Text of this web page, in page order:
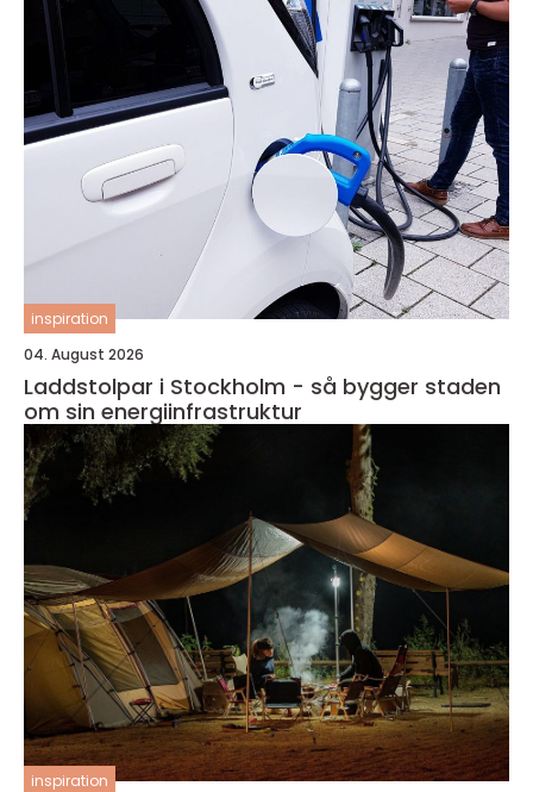
inspiration
04. August 2026
Laddstolpar i Stockholm - så bygger staden
om sin energiinfrastruktur
inspiration